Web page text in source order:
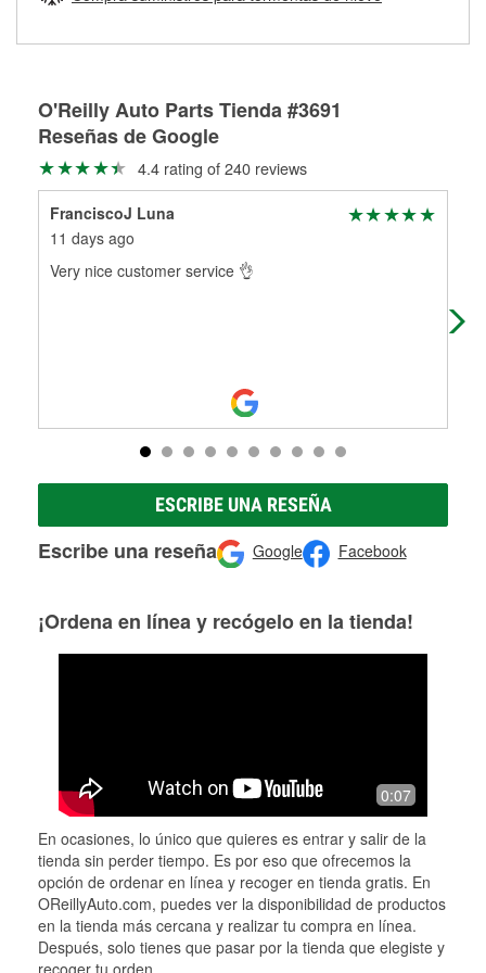
partes de reemplazo correctas para tu reparación.
O'Reilly Auto Parts Tienda #3691
Reseñas de Google
4.4 rating of 240 reviews
FranciscoJ Luna
11 days ago
Very nice customer service 👌
ESCRIBE UNA RESEÑA
Escribe una reseña Google Facebook
¡Ordena en línea y recógelo en la tienda!
0:07
En ocasiones, lo único que quieres es entrar y salir de la
tienda sin perder tiempo. Es por eso que ofrecemos la
opción de ordenar en línea y recoger en tienda gratis. En
OReillyAuto.com, puedes ver la disponibilidad de productos
en la tienda más cercana y realizar tu compra en línea.
Después, solo tienes que pasar por la tienda que elegiste y
recoger tu orden.